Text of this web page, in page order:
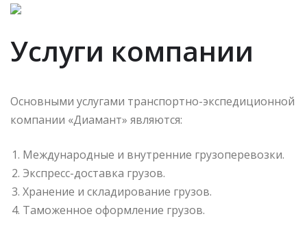
Услуги компании
Основными услугами транспортно-экспедиционной
компании «Диамант» являются:
Международные и внутренние грузоперевозки.
Экспресс-доставка грузов.
Хранение и складирование грузов.
Таможенное оформление грузов.